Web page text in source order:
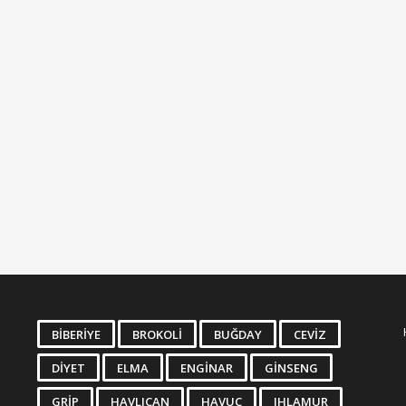
BIBERIYE BROKOLI BUĞDAY CEVIZ
DIYET ELMA ENGINAR GINSENG
GRIP HAVLICAN HAVUÇ IHLAMUR